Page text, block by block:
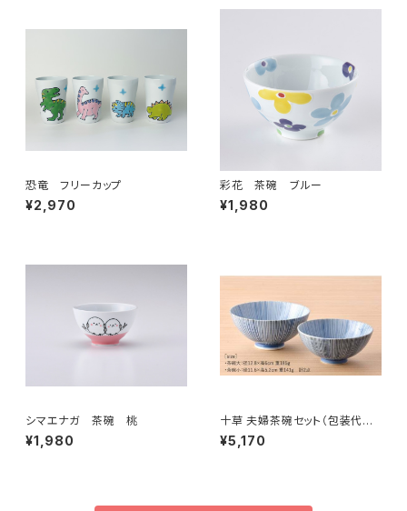
恐竜 フリーカップ
¥2,970
彩花 茶碗 ブルー
¥1,980
シマエナガ 茶碗 桃
¥1,980
十草 夫婦茶碗セット（包装代込
み）
¥5,170